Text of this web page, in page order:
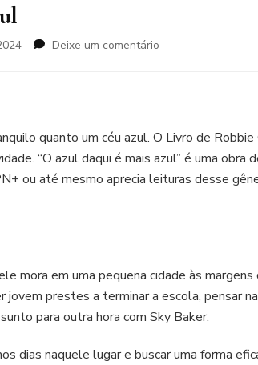
Deixe um comentário
azul
quanto um céu azul. O Livro de
“O azul daqui é mais azul” é uma obra
ou até mesmo aprecia leituras desse
mora em uma pequena cidade às
prestes a terminar a escola, pensar
para outra hora com Sky Baker.
dias naquele lugar e buscar uma forma